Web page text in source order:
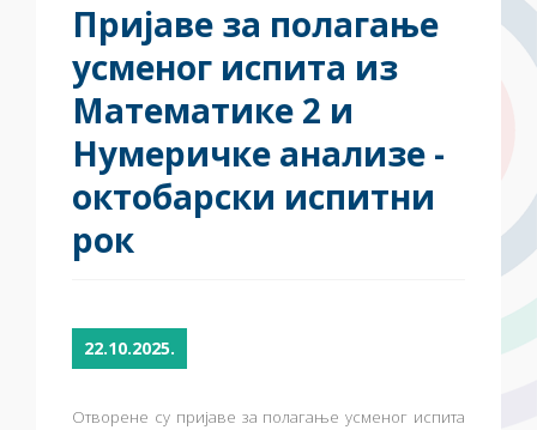
Пријаве за полагање
усменог испита из
Математике 2 и
Нумеричке анализе -
октобарски испитни
рок
22.10.2025.
Отворене су пријаве за полагање усменог испита